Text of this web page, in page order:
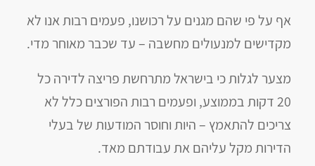
אף על פי שהם מגנים על רכושנו, פעמים רבות אנו לא
מקדישים למנעולים מחשבה – עד שכבר מאוחר מדי.
מצער לגלות כי בישראל מתרחשת פריצה לדירה כל
20 דקות בממוצע, ופעמים רבות הפורצים כלל לא
צריכים להתאמץ – היות וחוסר המודעות של בעלי
הדירות מקל עליהם את עבודתם מאד.